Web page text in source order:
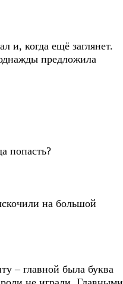
и, когда ещё заглянет.
предложила
попасть?
на большой
– главной была буква